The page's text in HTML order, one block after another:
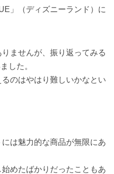
」（ディズニーランド）に
ませんが、振り返ってみる
した。
のはやはり難しいかなとい
は魅力的な商品が無限にあ
めたばかりだったこともあ